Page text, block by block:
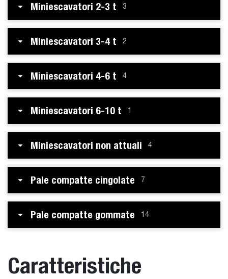
Miniescavatori 2-3 t 3
Miniescavatori 3-4 t 2
Miniescavatori 4-6 t 4
Miniescavatori 6-10 t 1
Miniescavatori non attuali 4
Pale compatte cingolate 7
Pale compatte gommate 14
Caratteristiche